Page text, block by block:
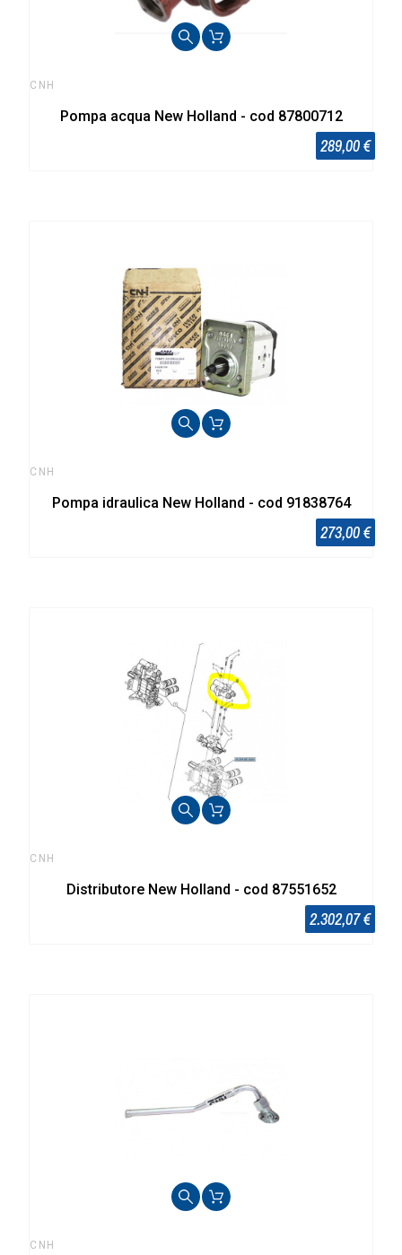
CNH
Pompa acqua New Holland - cod 87800712
289,00 €
CNH
Pompa idraulica New Holland - cod 91838764
273,00 €
CNH
Distributore New Holland - cod 87551652
2.302,07 €
CNH